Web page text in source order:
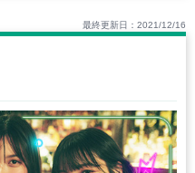
最終更新日：2021/12/16